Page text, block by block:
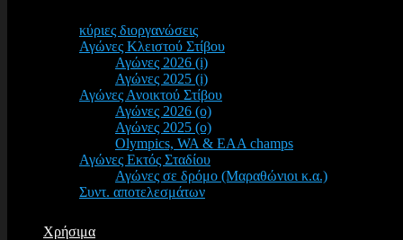
κύριες διοργανώσεις
Αγώνες Κλειστού Στίβου
Αγώνες 2026 (i)
Αγώνες 2025 (i)
Αγώνες Ανοικτού Στίβου
Αγώνες 2026 (o)
Αγώνες 2025 (o)
Olympics, WA & EAA champs
Αγώνες Εκτός Σταδίου
Αγώνες σε δρόμο (Μαραθώνιοι κ.α.)
Συντ. αποτελεσμάτων
Χρήσιμα